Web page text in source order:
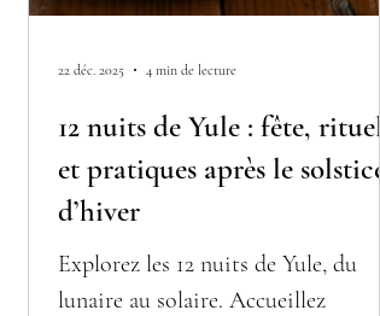
12 nuits de Yule : fête, rituels
et pratiques après le solstice
d’hiver
Explorez les 12 nuits de Yule, du
lunaire au solaire. Accueillez
22 déc. 2025 4 min de lecture